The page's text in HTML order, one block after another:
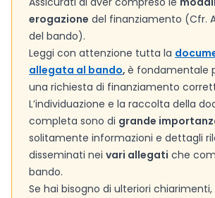
erogazione del finanziamento (Cfr.
del bando).
Leggi con attenzione tutta la
allegata al bando, è fondamentale
una richiesta di finanziamento
L’individuazione e la raccolta della
completa sono di grande
solitamente informazioni e dettagli
disseminati nei vari allegati che
bando.
Se hai bisogno di ulteriori chiarimenti,